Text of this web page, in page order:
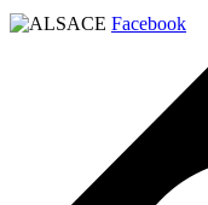
Facebook